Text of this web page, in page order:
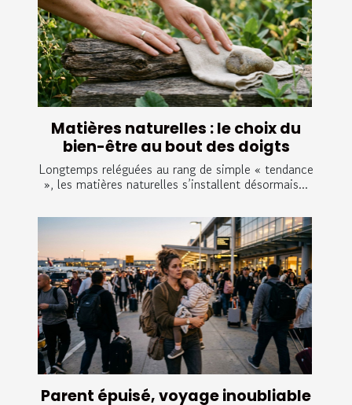
Matières naturelles : le choix du
bien-être au bout des doigts
Longtemps reléguées au rang de simple « tendance
», les matières naturelles s’installent désormais...
Parent épuisé, voyage inoubliable